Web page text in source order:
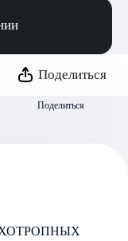
Поделиться
Поделиться